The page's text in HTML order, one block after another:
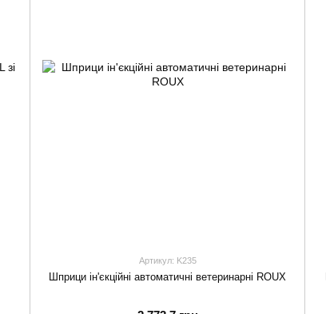
Артикул: K235
Шприци ін'єкційні автоматичні ветеринарні ROUX